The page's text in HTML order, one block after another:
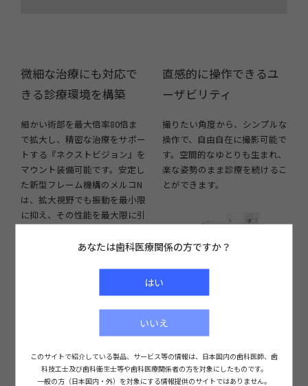
あなたは歯科医療関係の方ですか？
はい
いいえ
このサイトで紹介している製品、サービス等の情報は、 日本国内の歯科医師、歯
科技工士及び歯科衛生士等や歯科医療関係者の方を対象にしたものです。
一般の方（日本国内・外）を対象にする情報提供のサイトではありません。
微細な治療にも対応で
きる診療環境を構築
細かい術部を最大倍率80倍ま
で拡大し、精密な治療をサポー
トする『ネクストビジョン』を
マウント装備可能です。安定し
た新型フレーム機構のメルコN
は、拡大視野でも振動を最小限
に抑え、その性能を最大限に引
直感的に操作できるユ
ーザビリティ
撮りたい角度から、シンプルな
操作で、自由自在に撮影可能で
す。空間的なゆとりも生まれ、
楽な姿勢のまま診療を続けるこ
とができます。